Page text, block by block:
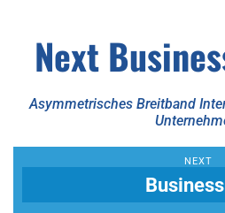
Next
Asymmetrisches Breitband
NEXT